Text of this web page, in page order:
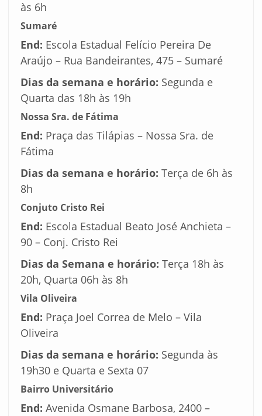
às 6h
Sumaré
End: Escola Estadual Felício Pereira De
Araújo – Rua Bandeirantes, 475 – Sumaré
Dias da semana e horário: Segunda e
Quarta das 18h às 19h
Nossa Sra. de Fátima
End: Praça das Tilápias – Nossa Sra. de
Fátima
Dias da semana e horário: Terça de 6h às
8h
Conjuto Cristo Rei
End: Escola Estadual Beato José Anchieta –
90 – Conj. Cristo Rei
Dias da Semana e horário: Terça 18h às
20h, Quarta 06h às 8h
Vila Oliveira
End: Praça Joel Correa de Melo – Vila
Oliveira
Dias da semana e horário: Segunda às
19h30 e Quarta e Sexta 07
Bairro Universitário
End: Avenida Osmane Barbosa, 2400 –